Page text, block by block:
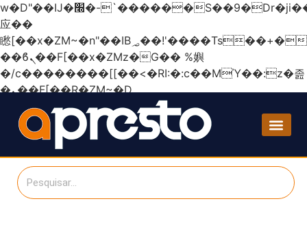
w�D"��IJ�׭�-`������S��9�Dr�ji��EJ߅��gJ�
应��
矁[��x�ZM~�n"��IB؃��!'����Тѕ��+��(m��IK�ʭ�/|
��ϐܢ��F[��x�ZMz�G�� %嬩
�/c��������[[��<�RI:�:c��MΎ��:z�졾
�ܢ��F[��R�ZM~�D